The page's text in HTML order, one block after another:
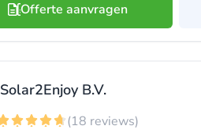
Offerte aanvragen
Solar2Enjoy B.V.
(18 reviews)